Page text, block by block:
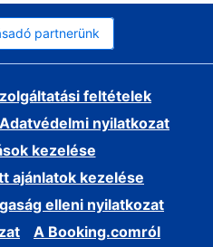
partnerünk
feltételek
Adatvédelmi nyilatkozat
kezelése
ajánlatok kezelése
elleni nyilatkozat
A Booking.comról